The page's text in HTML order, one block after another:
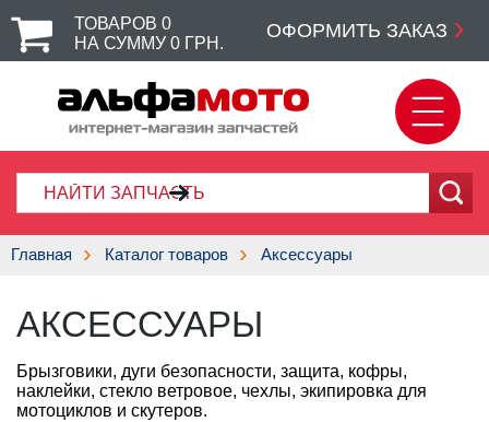
ТОВАРОВ 0
НА СУММУ 0 ГРН.
ОФОРМИТЬ ЗАКАЗ
Главная Каталог товаров Аксессуары
АКСЕССУАРЫ
Брызговики, дуги безопасности, защита, кофры,
наклейки, стекло ветровое, чехлы, экипировка для
мотоциклов и скутеров.